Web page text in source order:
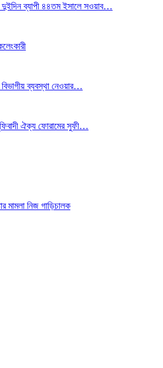
দুইদিন ব্যাপী ৪৪তম ইসালে সওয়াব…
ব্যবস্থা নেওয়ার…
ঐক্য ফোরামের সুফী…
মামলা নিজ গাড়িচালক